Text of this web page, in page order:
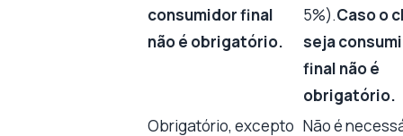
consumidor final
não é obrigatório.
5%).Caso o
seja
final não é
obrigatório.
Obrigatório, excepto Não é